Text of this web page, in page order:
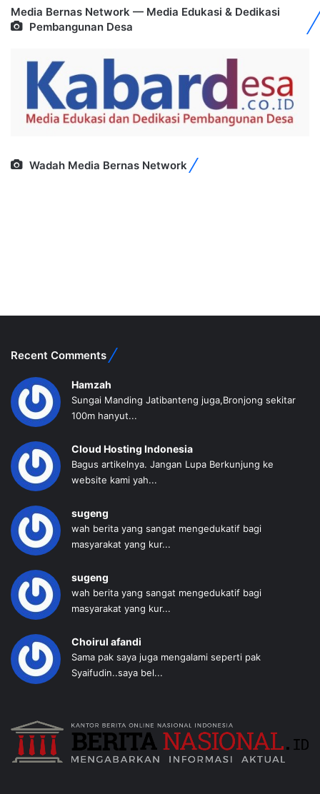
Media Bernas Network — Media Edukasi & Dedikasi
Pembangunan Desa
Wadah Media Bernas Network
Recent Comments
Hamzah
Sungai Manding Jatibanteng juga,Bronjong sekitar
100m hanyut...
Cloud Hosting Indonesia
Bagus artikelnya. Jangan Lupa Berkunjung ke
website kami yah...
sugeng
wah berita yang sangat mengedukatif bagi
masyarakat yang kur...
sugeng
wah berita yang sangat mengedukatif bagi
masyarakat yang kur...
Choirul afandi
Sama pak saya juga mengalami seperti pak
Syaifudin..saya bel...